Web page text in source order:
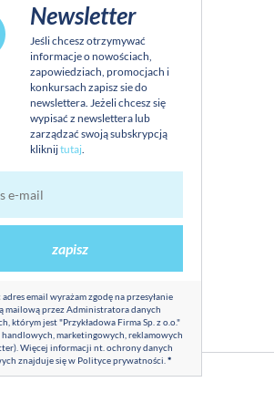
Newsletter
Jeśli chcesz otrzymywać
informacje o nowościach,
zapowiedziach, promocjach i
konkursach zapisz sie do
newslettera. Jeżeli chcesz się
wypisać z newslettera lub
zarządzać swoją subskrypcją
kliknijtutaj.
zapisz
adres email wyrażam zgodę na przesyłanie
mailową przez Administratora danych
którym jest "Przykładowa Firma Sp. z o.o."
marketingowych, reklamowych
Więcej informacji nt. ochrony danych
znajduje się w Polityce prywatności *